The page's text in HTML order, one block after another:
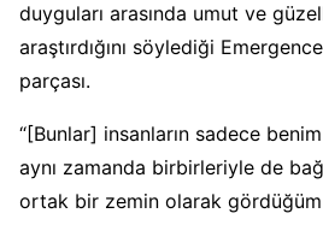
duyguları arasında umut ve
araştırdığını söylediği
parçası.
“[Bunlar] insanların sadece
aynı zamanda birbirleriyle de
ortak bir zemin olarak gördüğüm